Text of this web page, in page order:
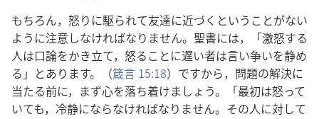
もちろん，怒りに駆られて友達に近づくということがない
ように注意しなければなりません。聖書には，「激怒する
人は口論をかき立て，怒ることに遅い者は言い争いを静め
る」とあります。（箴言 15:18）ですから，問題の解決に
当たる前に，まず心を落ち着けましょう。「最初は怒って
いても，冷静にならなければなりません。その人に対して